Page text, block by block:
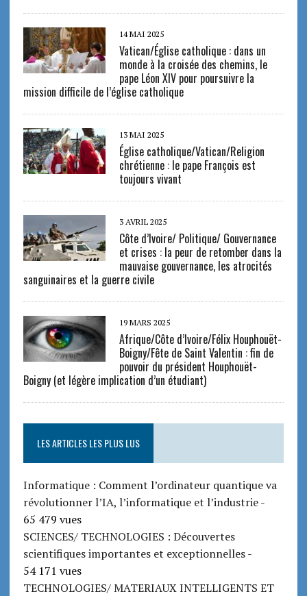
14 MAI 2025
Vatican/Église catholique : dans un
monde à la croisée des chemins, le
pape Léon XIV pour poursuivre la
mission difficile de l’église catholique
13 MAI 2025
Église catholique/Vatican/Religion
chrétienne : le pape François est
toujours vivant
3 AVRIL 2025
Côte d’Ivoire/ Politique/ Gouvernance
et crises : la peur de retomber dans la
mauvaise gouvernance, les atrocités
sanguinaires et la guerre civile
19 MARS 2025
Afrique/Côte d’Ivoire/Félix Houphouët-
Boigny/Fête de Saint Valentin : fin de
pouvoir du président Houphouët-
Boigny (et légère implication d’un étudiant)
LES ARTICLES LES PLUS LUS
Informatique : Comment l’ordinateur quantique va
révolutionner l’IA, l’informatique et l’industrie-
65 479 vues
SCIENCES/ TECHNOLOGIES : Découvertes
scientifiques importantes et exceptionnelles-
54 171 vues
TECHNOLOGIES/ MATERIAUX INTELLIGENTS ET